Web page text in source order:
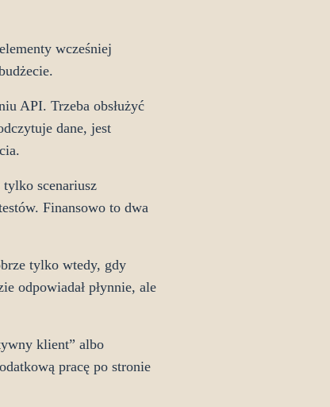
wcześniej
API. Trzeba obsłużyć
dane, jest
scenariusz
Finansowo to dwa
tylko wtedy, gdy
odpowiadał płynnie, ale
klient” albo
pracę po stronie